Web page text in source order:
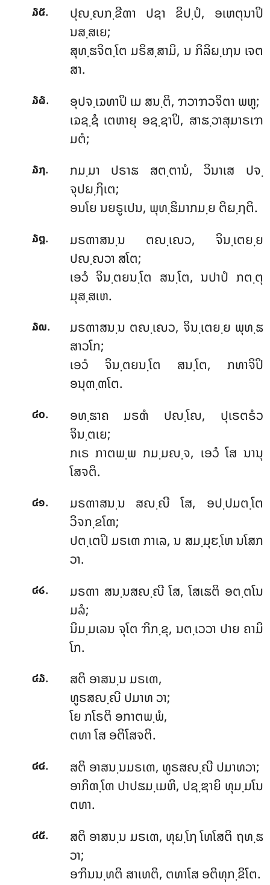
໓໕.
ປຸຎ຺ຎກ຺ຂີຓາ ປຊາ ຂິປ຺ປໍ, ອເຫຕຸນາປິ
ນສ຺ສເຍ;
ສຸທ຺ຘຈິຕ຺ໂຕ ມຣິສ຺ສາມິ, ນ ກິລິຏ຺ເຐນ ເຈຕ
ສາ.
໓໖. ອຸປຈ຺ເຉທາປິ ເມ ສນ຺ຕິ, ຠວາຠວຈິຕາ ພຫູ;
ເຉຊ຺ຊໍ ເຕຫາຍຸ ອຊ຺ຊາປິ, ສາຘ຺ວາສຸມາຣເຠ
ມຕໍ;
໓໗.
ກມ຺ມາ ປຣາຘ ສຕ຺ຕານໍ, ວິນາເສ ປຈ຺
ຈຸປຏ຺ຐິເຕ;
ອນໂຍ ນຍຣູເປນ, ພຸທ຺ຘິມາກມ຺ຍ ຕິຏ຺ຐຕິ.
໓໘. ມຣຓາສນ຺ນ ຕຎ຺ເຎວ, ຈິນ຺ເຕຍ຺ຍ
ປຎ຺ຎວາ ສໂຕ;
ເອວໍ ຈິນ຺ຕຍນ຺ໂຕ ສນ຺ໂຕ, ນປາປໍ ກຕ຺ຕຸ
ມຸສ຺ສເຫ.
໓໙.
ມຣຓາສນ຺ນ ຕຎ຺ເຎວ, ຈິນ຺ເຕຍ຺ຍ ພຸທ຺ຘ
ສາວໂກ;
ເອວໍ ຈິນ຺ຕຍນ຺ໂຕ ສນ຺ໂຕ, ກທາຈິປິ
ອນຸຓ຺ຓໂຕ.
໔໐. ອທ຺ຘາຄມຣຓໍ ປຎ຺ໂຎ, ປຸເຣຕຣໍວ
ຈິນ຺ຕເຍ;
ກເຣ ກາຕພ຺ພ ກມ຺ມຎ຺ຈ, ເອວໍ ໂສ ນານຸ
ໂສຈຕິ.
໔໑.
ມຣຓາສນ຺ນ ສຎ຺ຎີ ໂສ, ອປ຺ປມຕ຺ໂຕ
ວິຈກ຺ຂໂຓ;
ປຕ຺ເຕປິ ມຣເຓ ກາເລ, ນ ສມ຺ມຸຬ຺ໂຫ ນໂສກ
ວາ.
໔໒. ມຣຓາ ສນ຺ນສຎ຺ຎີ ໂສ, ໂສເຘຕິ ອຕ຺ຕໂນ
ມລໍ;
ນິມ຺ມເລນ ຈຸໂຕ ຠິກ຺ຂຸ, ນຕ຺ເວວາ ປາຍ ຄາມິ
ໂກ.
໔໓.
ສຕິ ອາສນ຺ນ ມຣເຓ,
ທູຣສຎ຺ຎີ ປມາທ ວາ;
ໂຍ ກໂຣຕິ ອກາຕພ຺ພໍ,
ຕທາ ໂສ ອຕິໂສຈຕິ.
໔໔. ສຕິ ອາສນ຺ນມຣເຓ, ທູຣສຎ຺ຎີ ປມາທວາ;
ອາກິຓ຺ໂຓ ປາປຘມ຺ເມຫິ, ປຊ຺ຌາຍິ ທຸມ຺ມໂນ
ຕທາ.
໔໕.
ສຕິ ອາສນ຺ນ ມຣເຓ, ທຸຏ຺ໂຐ ໂທໂສຕິ ຖທ຺ຘ
ວາ;
ອຠິນນ຺ທຕິ ສາເທຕິ, ຕທາໂສ ອຕິທຸກ຺ຂິໂຕ.